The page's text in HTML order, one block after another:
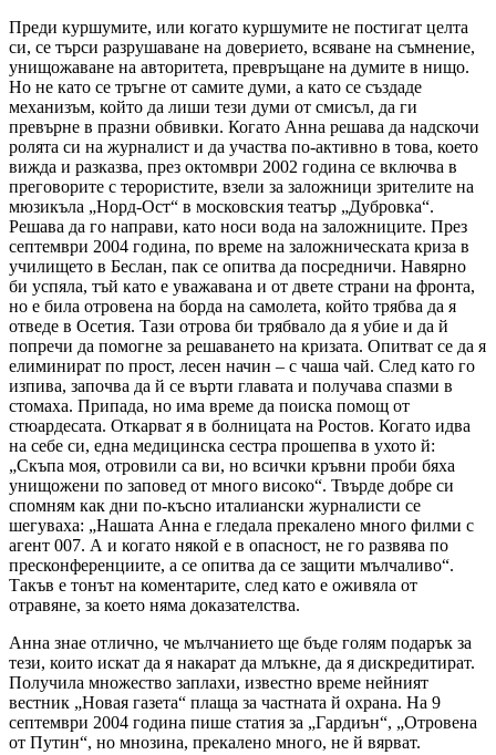
Преди куршумите, или когато куршумите не пос­тигат целта
си, се търси разрушаване на доверието, всяване на съмнение,
унищожаване на авторитета, превръщане на думите в нищо.
Но не като се тръгне от самите думи, а като се създаде
механизъм, който да лиши тези думи от смисъл, да ги
превърне в празни обвивки. Когато Анна решава да надскочи
ролята си на журналист и да участва по-активно в това, което
вижда и разказва, през октомври 2002 година се включва в
преговорите с терористите, взели за заложници зрителите на
мюзикъла „Норд-Ост“ в московския театър „Дубровка“.
Решава да го направи, като носи вода на заложниците. През
септември 2004 година, по време на заложническата криза в
училището в Беслан, пак се опитва да посредничи. Навярно
би успяла, тъй като е уважавана и от двете страни на фронта,
но е била отровена на борда на самолета, който трябва да я
отведе в Осетия. Тази отрова би трябвало да я убие и да й
попречи да помогне за решаването на кризата. Опитват се да я
елиминират по прост, лесен начин – с чаша чай. След като го
изпива, започва да й се върти главата и получава спазми в
стомаха. Припада, но има време да поиска помощ от
стюардесата. Откарват я в болницата на Ростов. Когато идва
на себе си, една медицинска сестра прошепва в ухото й:
„Скъпа моя, отровили са ви, но всички кръвни проби бяха
унищожени по заповед от много високо“. Твърде добре си
спомням как дни по-късно италиански журналисти се
шегуваха: „Нашата Анна е гледала прекалено много филми с
агент 007. А и когато някой е в опасност, не го развява по
пресконференциите, а се опитва да се защити мълчаливо“.
Такъв е тонът на коментарите, след като е оживяла от
отравяне, за което няма доказателства.
Анна знае отлично, че мълчанието ще бъде голям подарък за
тези, които искат да я накарат да млъкне, да я дискредитират.
Получила множество заплахи, известно време нейният
вестник „Новая газета“ плаща за частната й охрана. На 9
септември 2004 година пише статия за „Гардиън“, „Отровена
от Путин“, но мнозина, прекалено много, не й вярват.